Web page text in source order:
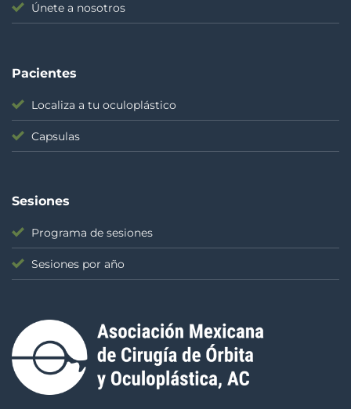
Únete a nosotros
Pacientes
Localiza a tu oculoplástico
Capsulas
Sesiones
Programa de sesiones
Sesiones por año